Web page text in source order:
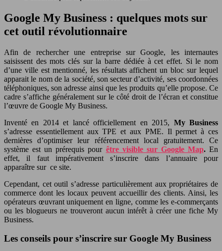
Google My Business : quelques mots sur
cet outil révolutionnaire
Afin de rechercher une entreprise sur Google, les internautes
saisissent des mots clés sur la barre dédiée à cet effet. Si le nom
d’une ville est mentionné, les résultats affichent un bloc sur lequel
apparait le nom de la société, son secteur d’activité, ses coordonnées
téléphoniques, son adresse ainsi que les produits qu’elle propose. Ce
cadre s’affiche généralement sur le côté droit de l’écran et constitue
l’œuvre de Google My Business.
Inventé en 2014 et lancé officiellement en 2015, My Business
s’adresse essentiellement aux TPE et aux PME. Il permet à ces
dernières d’optimiser leur référencement local gratuitement. Ce
système est un prérequis pour être visible sur Google Map.En
effet, il faut impérativement s’inscrire dans l’annuaire pour
apparaître sur ce site.
Cependant, cet outil s’adresse particulièrement aux propriétaires de
commerce dont les locaux peuvent accueillir des clients. Ainsi, les
opérateurs œuvrant uniquement en ligne, comme les e-commerçants
ou les blogueurs ne trouveront aucun intérêt à créer une fiche My
Business.
Les conseils pour s’inscrire sur Google My Business